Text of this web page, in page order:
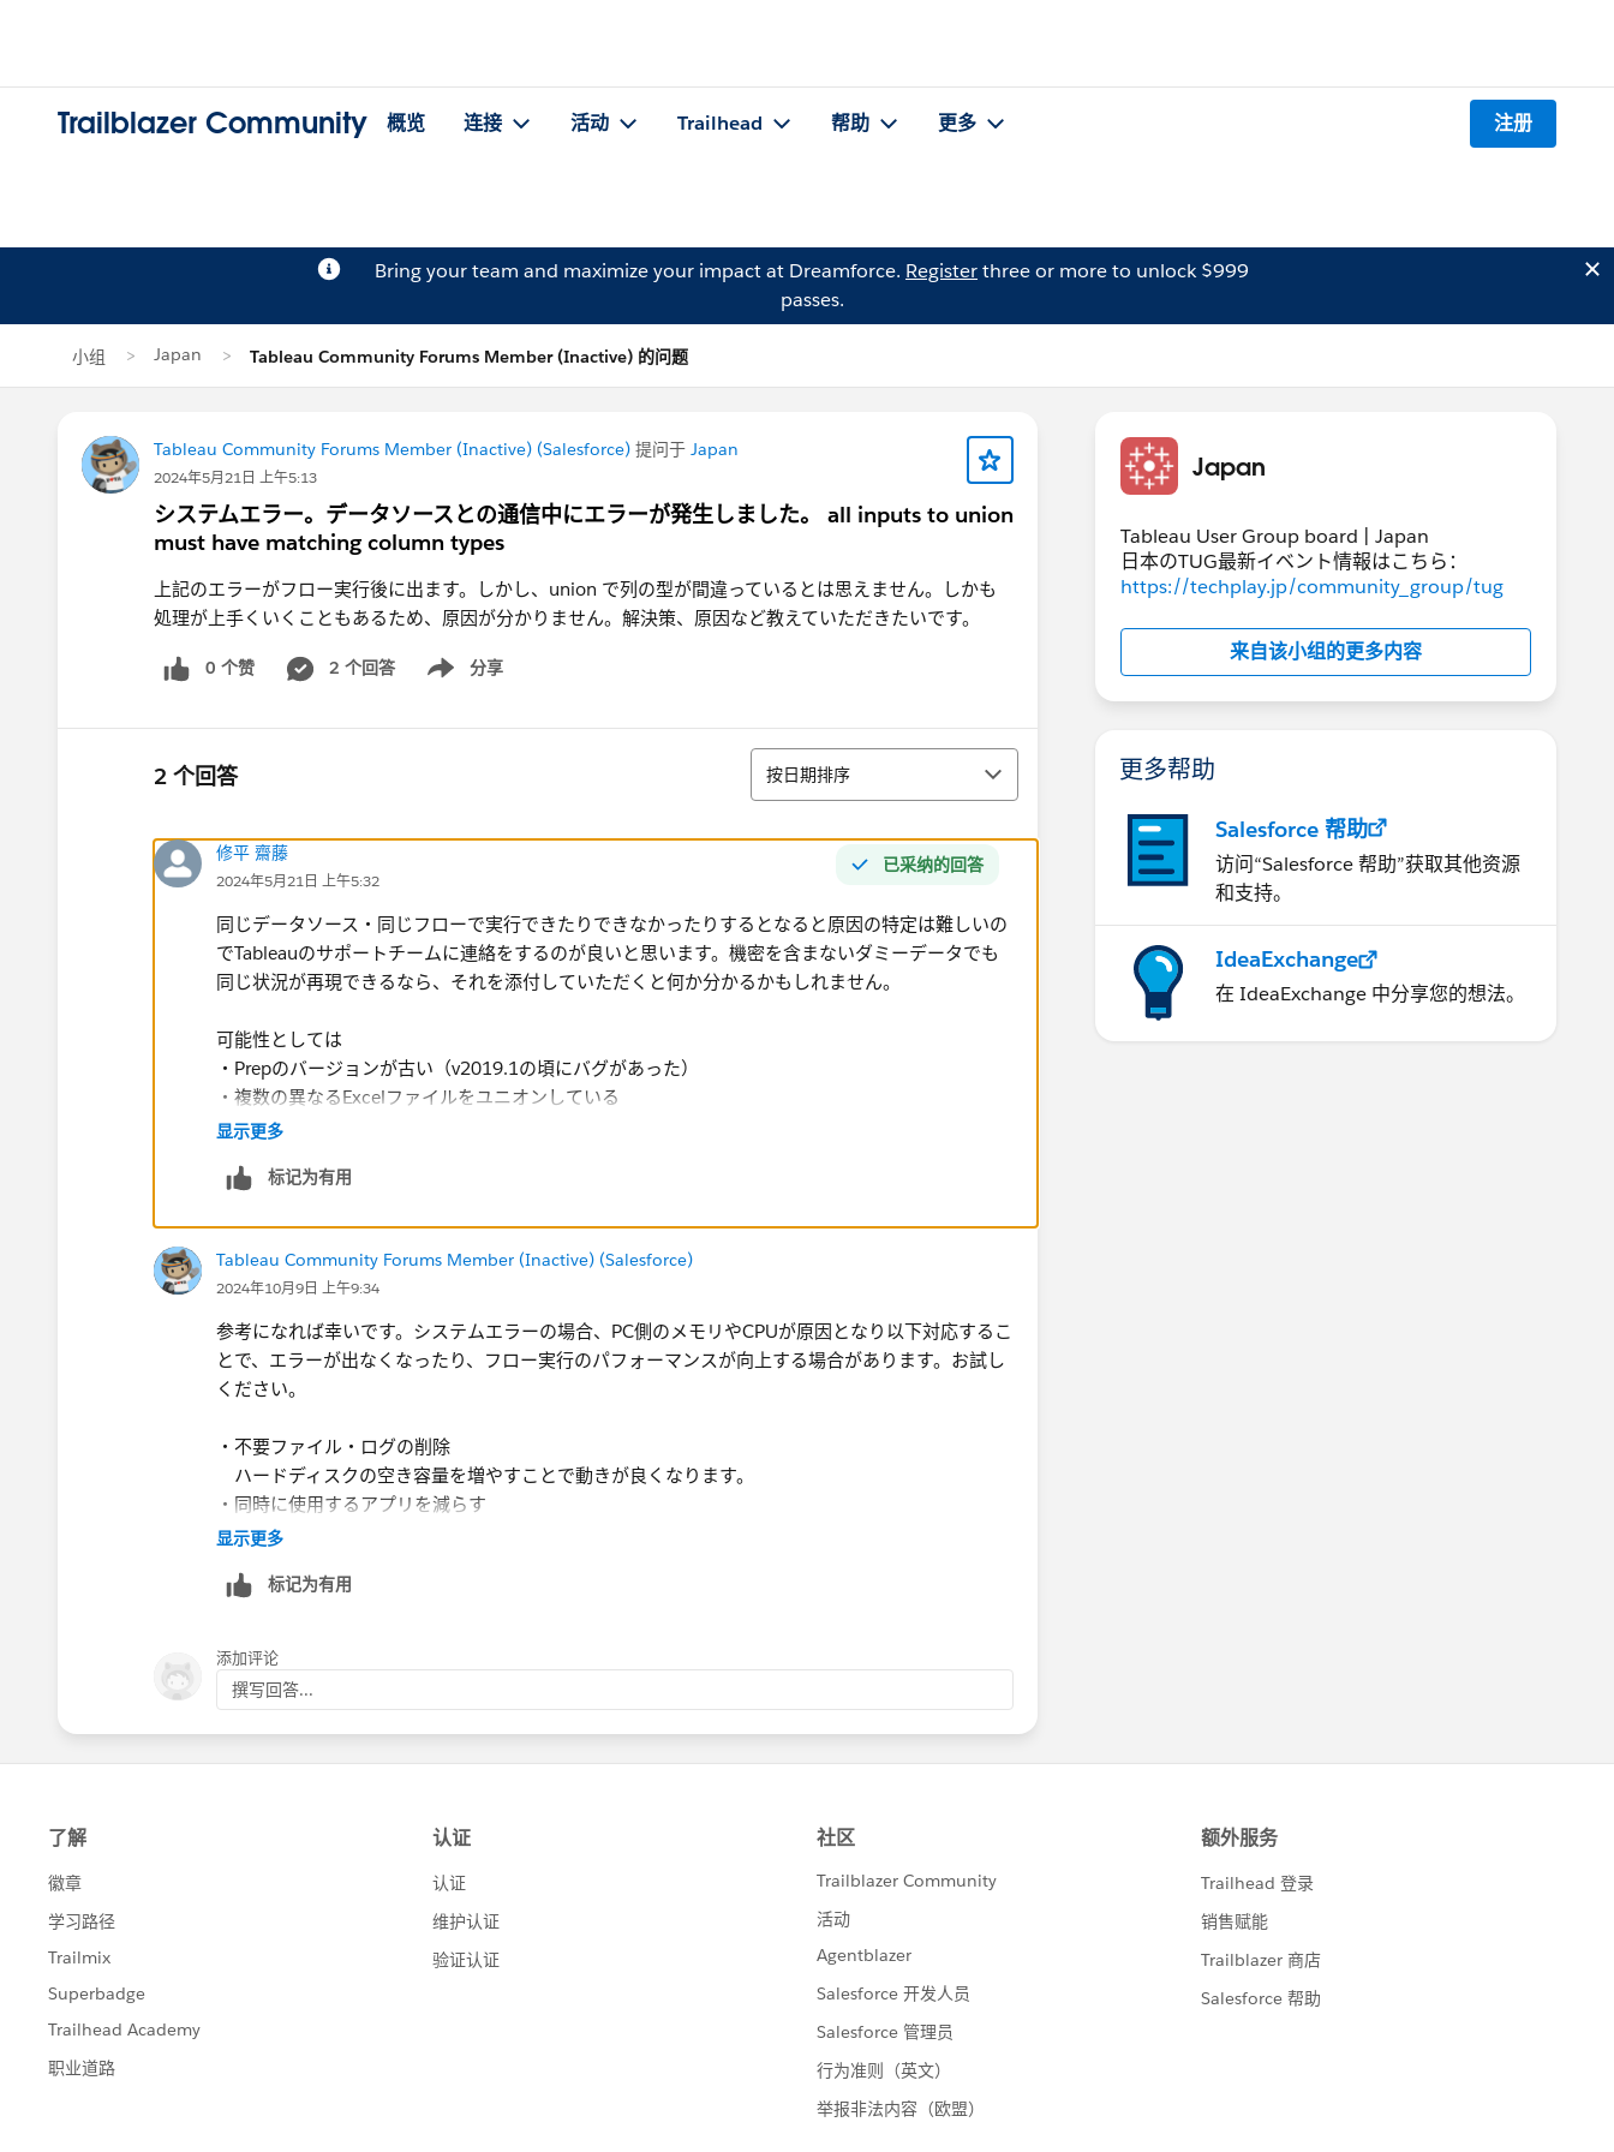
Trailblazer Community 概览 连接 活动 Trailhead 帮助 更多 注册
Bring your team and maximize your impact at Dreamforce. Registerthree or more to unlock $999
passes.
小组 Japan Tableau Community Forums Member (Inactive) 的问题
Tableau Community Forums Member (Inactive) (Salesforce) 提问于 Japan
2024年5月21日 上午5:13
システムエラー。データソースとの通信中にエラーが発生しました。 all inputs to union
must have matching column types
上記のエラーがフロー実行後に出ます。しかし、union で列の型が間違っているとは思えません。しかも
処理が上手くいくこともあるため、原因が分かりません。解決策、原因など教えていただきたいです。
0 个赞 2 个回答 分享
Show menu
2 个回答 排序
按日期排序
已采纳的回答
修平 齋藤
2024年5月21日 上午5:32
同じデータソース・同じフロー​で実行できたりできなかったりするとなると原因の特定は難しいの
でTableauのサポートチームに連絡をするのが良いと思います。機密を含まないダミーデータでも
同じ状況が再現できるなら、それを添付していただくと何か分かるかもしれません。
可能性としては
・Prepのバージョンが古い（v2019.1の頃にバグがあった）
・​複数の異なるExcelファイルをユニオンしている
​あたりがあります。
显示更多
标记为有用
Tableau Community Forums Member (Inactive) (Salesforce)
2024年10月9日 上午9:34
参考になれば幸いです。システムエラーの場合、PC側のメモリやCPUが原因となり以下対応するこ
とで、エラーが出なくなったり、フロー実行のパフォーマンスが向上する場合があります。お試し
ください。
・不要ファイル・ログの削除
ハードディスクの空き容量を増やすことで動きが良くなります。
・同時に使用するアプリを減らす
アプリごとにメモリを消費するため、使用数が上がると処理が逼迫するので回避
显示更多
标记为有用
添加评论
撰写回答...
Japan
Tableau User Group board | Japan
日本のTUG最新イベント情報はこちら：
https://techplay.jp/community_group/tug
来自该小组的更多内容
更多帮助
Salesforce 帮助
访问“Salesforce 帮助”获取其他资源
和支持。
IdeaExchange
在 IdeaExchange 中分享您的想法。